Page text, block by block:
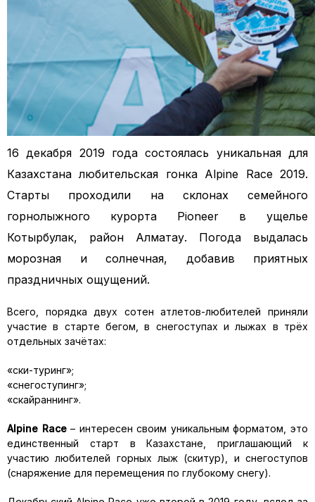
16 декабря 2019 года состоялась уникальная для
Казахстана любительская гонка Alpine Race 2019.
Старты проходили на склонах семейного
горнолыжного курорта Pioneer в ущелье
Котырбулак, район Алматау. Погода выдалась
морозная и солнечная, добавив приятных
праздничных ощущений.
Всего, порядка двух сотен атлетов-любителей приняли
участие в старте бегом, в снегоступах и лыжах в трёх
отдельных зачётах:
«ски-туринг»;
«снегоступинг»;
«скайраннинг».
Alpine Race– интересен своим уникальным форматом, это
единственный старт в Казахстане, приглашающий к
участию любителей горных лыж (скитур), и снегоступов
(снаряжение для перемещения по глубокому снегу).